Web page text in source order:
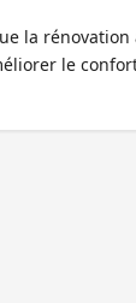
la rénovation
le